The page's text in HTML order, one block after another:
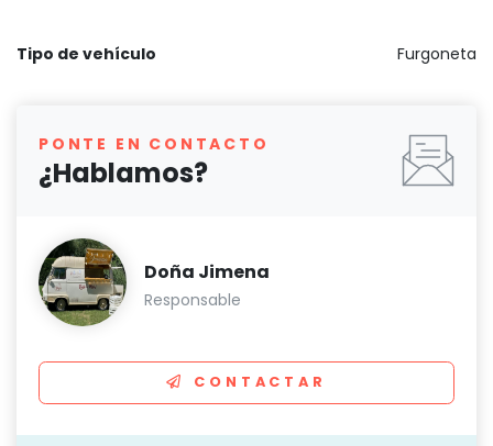
Tipo de vehículo Furgoneta
PONTE EN CONTACTO
¿Hablamos?
Doña Jimena
Responsable
CONTACTAR